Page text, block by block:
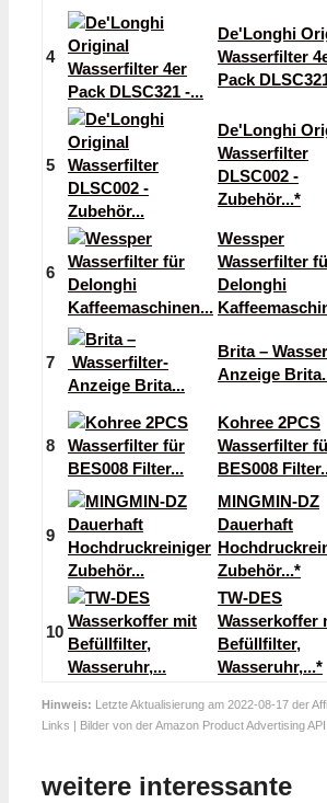
4
De'Longhi
Wasserfilter
Pack
5
De'Longhi
Wasserfilter
DLSC002 -
Zubehör...*
6
Wessper
Wasserfilter
Delonghi
7
Brita –
Anzeige
8
Kohree 2PCS
Wasserfilter
BES008
9
MINGMIN-DZ
Dauerhaft
Zubehör...*
10
TW-DES
Wasserkoffer
Befüllfilter,
Wasseruhr,...*
Hinweis: Letzte Aktualisierung am 2022-08-17 der
Links | Bilder von der Amazon Product Advertising API
weitere interessante